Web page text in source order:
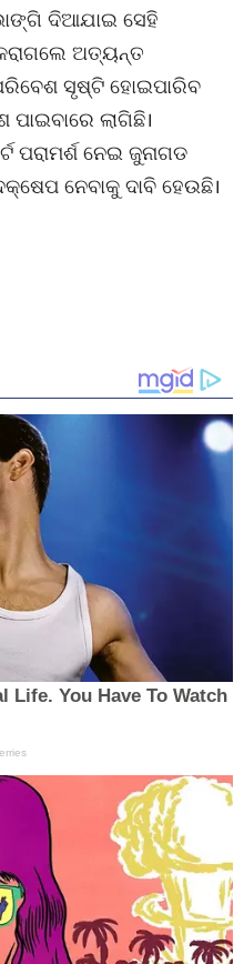
ଦିଆଯାଇ ସେହି
ଅତ୍ୟନ୍ତ
ସୃଷ୍ଟି ହୋଇପାରିବ
ଲାଗିଛି।
ପରାମର୍ଶ ନେଇ ଜୁନାଗଡ
ନେବାକୁ ଦାବି ହେଉଛି।